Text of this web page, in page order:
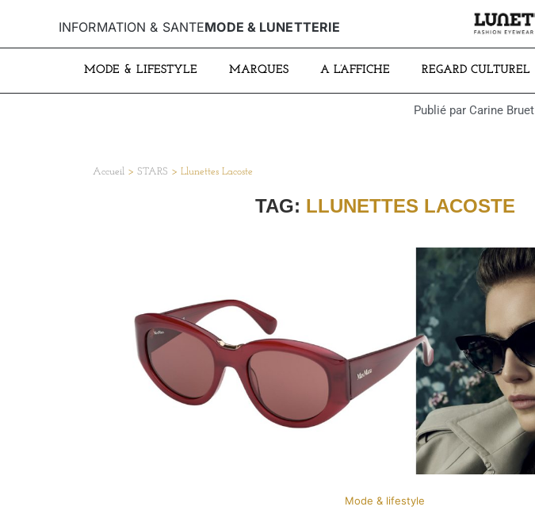
INFORMATION & SANTEMODE & LUNETTERIE
MODE & LIFESTYLE MARQUES A L’AFFICHE REGARD CULTUREL
Publié par Carine Bruet
Accueil > STARS > Llunettes Lacoste
TAG: LLUNETTES LACOSTE
Mode & lifestyle